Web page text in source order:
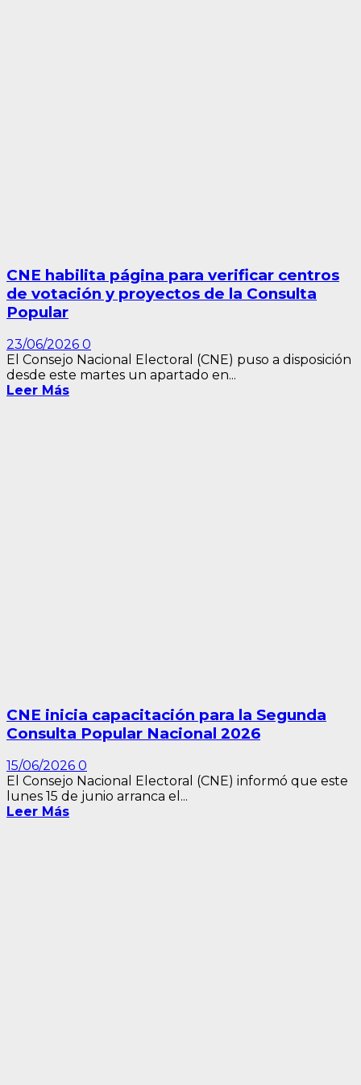
CNE habilita página para verificar centros
de votación y proyectos de la Consulta
Popular
23/06/2026 0
El Consejo Nacional Electoral (CNE) puso a disposición
desde este martes un apartado en...
Leer Más
CNE inicia capacitación para la Segunda
Consulta Popular Nacional 2026
15/06/2026 0
El Consejo Nacional Electoral (CNE) informó que este
lunes 15 de junio arranca el...
Leer Más